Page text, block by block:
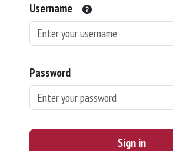
Username
Password
Sign in